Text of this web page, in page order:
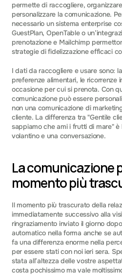
permette di raccogliere,
personalizzare la comunicazione.
necessario un sistema enterprise
GuestPlan, OpenTable o
prenotazione e Mailchimp
strategie di fidelizzazione efficaci
I dati da raccogliere e usare sono:
preferenze alimentari, le ricorrenze
occasione per cui si prenota. Con
comunicazione può essere
non una comunicazione di
cliente. La differenza tra "Gentile
sappiamo che ami i frutti di mare"
volantino e una conversazione.
La comunicazione
momento più
Il momento più trascurato della
immediatamente successivo alla
ringraziamento inviato il giorno
automatico nella forma anche se
fa una differenza enorme nella
per essere stati con noi ieri sera.
stata all’altezza delle vostre
costa pochissimo ma vale